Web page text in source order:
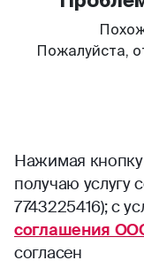
Нажимая кнопку
получаю
7743225416); с
соглашения
согласен